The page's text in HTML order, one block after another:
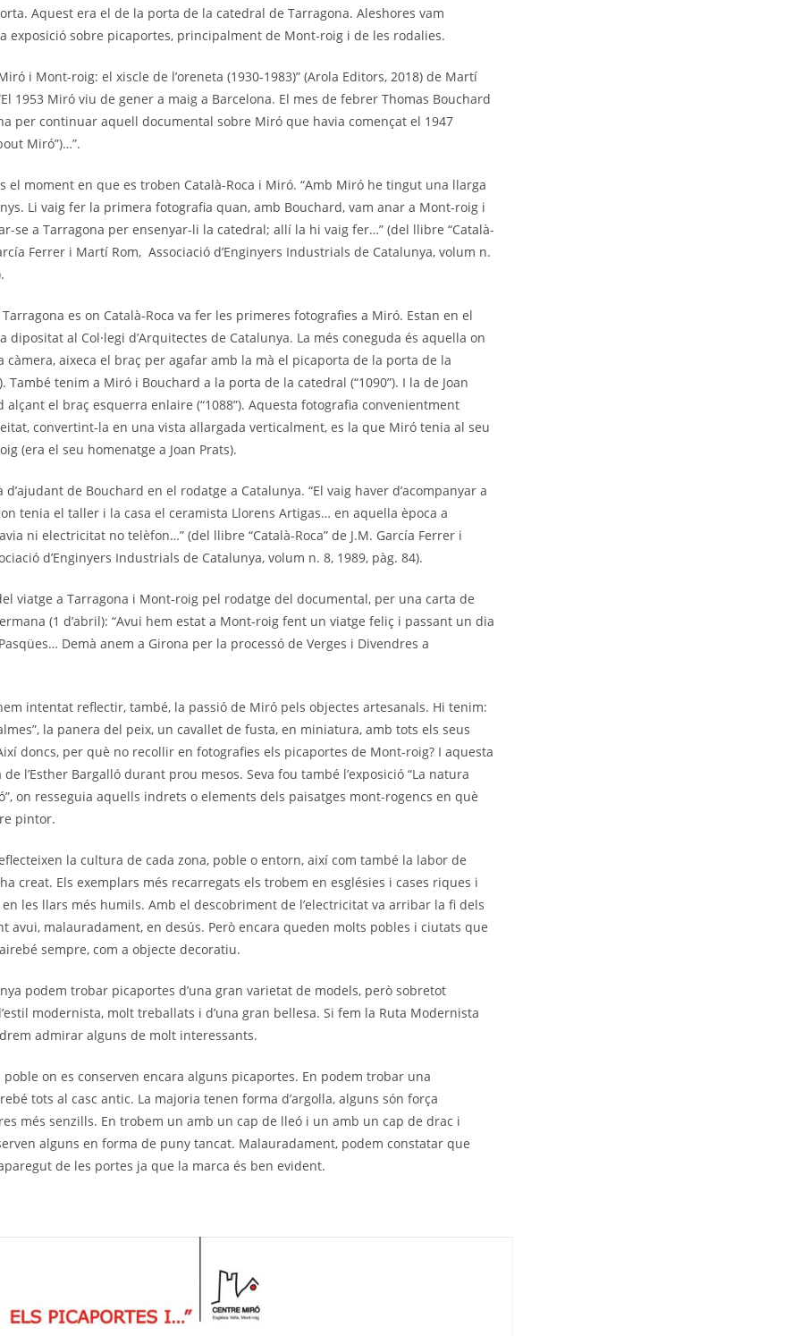
Aquest era el de la porta de la catedral de Tarragona. Aleshores vam
exposició sobre picaportes, principalment de Mont-roig i de les rodalies.
i Mont-roig: el xiscle de l’oreneta (1930-1983)” (Arola Editors, 2018) de Martí
1953 Miró viu de gener a maig a Barcelona. El mes de febrer Thomas Bouchard
per continuar aquell documental sobre Miró que havia començat el 1947
Miró”)…”.
el moment en que es troben Català-Roca i Miró. “Amb Miró he tingut una llarga
Li vaig fer la primera fotografia quan, amb Bouchard, vam anar a Mont-roig i
se a Tarragona per ensenyar-li la catedral; allí la hi vaig fer…” (del llibre “Català-
Ferrer i Martí Rom, Associació d’Enginyers Industrials de Catalunya, volum n.
es on Català-Roca va fer les primeres fotografies a Miró. Estan en el
dipositat al Col·legi d’Arquitectes de Catalunya. La més coneguda és aquella on
càmera, aixeca el braç per agafar amb la mà el picaporta de la porta de la
També tenim a Miró i Bouchard a la porta de la catedral (“1090”). I la de Joan
alçant el braç esquerra enlaire (“1088”). Aquesta fotografia convenientment
convertint-la en una vista allargada verticalment, es la que Miró tenia al seu
(era el seu homenatge a Joan Prats).
d’ajudant de Bouchard en el rodatge a Catalunya. “El vaig haver d’acompanyar a
tenia el taller i la casa el ceramista Llorens Artigas… en aquella època a
ni electricitat no telèfon…” (del llibre “Català-Roca” de J.M. García Ferrer i
d’Enginyers Industrials de Catalunya, volum n. 8, 1989, pàg. 84).
viatge a Tarragona i Mont-roig pel rodatge del documental, per una carta de
(1 d’abril): “Avui hem estat a Mont-roig fent un viatge feliç i passant un dia
Demà anem a Girona per la processó de Verges i Divendres a
intentat reflectir, també, la passió de Miró pels objectes artesanals. Hi tenim:
la panera del peix, un cavallet de fusta, en miniatura, amb tots els seus
doncs, per què no recollir en fotografies els picaportes de Mont-roig? I aquesta
l’Esther Bargalló durant prou mesos. Seva fou també l’exposició “La natura
on resseguia aquells indrets o elements dels paisatges mont-rogencs en què
pintor.
la cultura de cada zona, poble o entorn, així com també la labor de
creat. Els exemplars més recarregats els trobem en esglésies i cases riques i
les llars més humils. Amb el descobriment de l’electricitat va arribar la fi dels
avui, malauradament, en desús. Però encara queden molts pobles i ciutats que
sempre, com a objecte decoratiu.
podem trobar picaportes d’una gran varietat de models, però sobretot
modernista, molt treballats i d’una gran bellesa. Si fem la Ruta Modernista
admirar alguns de molt interessants.
on es conserven encara alguns picaportes. En podem trobar una
tots al casc antic. La majoria tenen forma d’argolla, alguns són força
més senzills. En trobem un amb un cap de lleó i un amb un cap de drac i
alguns en forma de puny tancat. Malauradament, podem constatar que
de les portes ja que la marca és ben evident.